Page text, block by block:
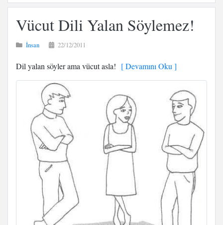
Vücut Dili Yalan Söylemez!
İnsan 22/12/2011
Dil yalan söyler ama vücut asla! [ Devamını Oku ]